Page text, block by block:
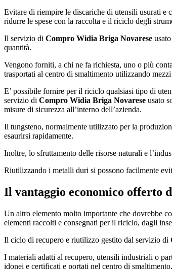
Evitare di riempire le discariche di utensili usurati e
ridurre le spese con la raccolta e il riciclo degli
Il servizio di Compro Widia Briga Novarese
quantità.
Vengono forniti, a chi ne fa richiesta, uno o più
trasportati al centro di smaltimento utilizzando
E’ possibile fornire per il riciclo qualsiasi tipo di
servizio di Compro Widia Briga Novarese usato
misure di sicurezza all’interno dell’azienda.
Il tungsteno, normalmente utilizzato per la
esaurirsi rapidamente.
Inoltre, lo sfruttamento delle risorse naturali e
Riutilizzando i metalli duri si possono facilmente
Il vantaggio economico offerto
Un altro elemento molto importante che dovrebbe
elementi raccolti e consegnati per il riciclo, dagli
Il ciclo di recupero e riutilizzo gestito dal servizio di
I materiali adatti al recupero, utensili industriali o
idonei e certificati e portati nel centro di